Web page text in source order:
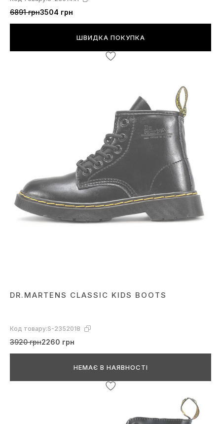
6891 грн3504 грн
ШВИДКА ПОКУПКА
DR.MARTENS CLASSIC KIDS BOOTS
Код товару:S-2352018
3920 грн2260 грн
НЕМАЄ В НАЯВНОСТІ